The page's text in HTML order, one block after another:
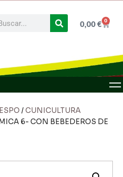
0,00€ 0
/CUNICULTURA
6- CON BEBEDEROS DE